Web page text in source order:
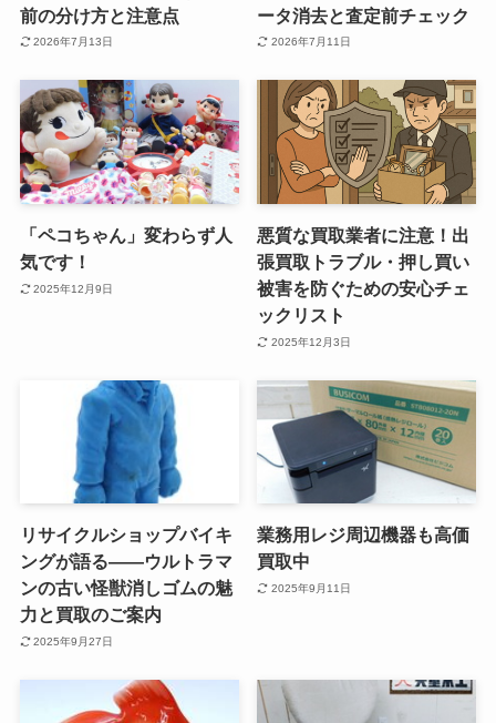
前の分け方と注意点
2026年7月13日
ータ消去と査定前チェック
2026年7月11日
「ペコちゃん」変わらず人
気です！
2025年12月9日
悪質な買取業者に注意！出
張買取トラブル・押し買い
被害を防ぐための安心チェ
ックリスト
2025年12月3日
リサイクルショップバイキ
ングが語る——ウルトラマ
ンの古い怪獣消しゴムの魅
力と買取のご案内
2025年9月27日
業務用レジ周辺機器も高価
買取中
2025年9月11日